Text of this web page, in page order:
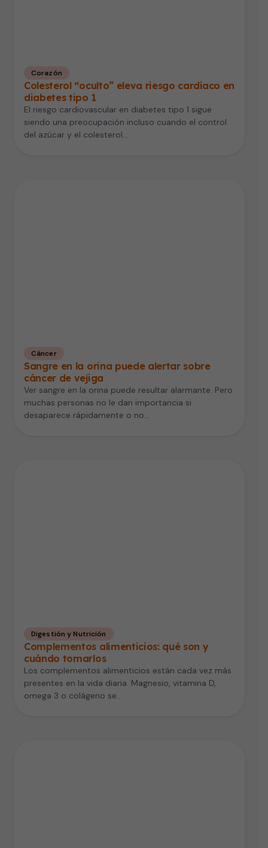
Corazón
Colesterol “oculto” eleva riesgo cardíaco en
diabetes tipo 1
El riesgo cardiovascular en diabetes tipo 1 sigue
siendo una preocupación incluso cuando el control
del azúcar y el colesterol…
Cáncer
Sangre en la orina puede alertar sobre
cáncer de vejiga
Ver sangre en la orina puede resultar alarmante. Pero
muchas personas no le dan importancia si
desaparece rápidamente o no…
Digestión y Nutrición
Complementos alimenticios: qué son y
cuándo tomarlos
Los complementos alimenticios están cada vez más
presentes en la vida diaria. Magnesio, vitamina D,
omega 3 o colágeno se…